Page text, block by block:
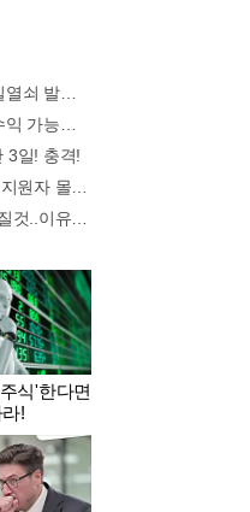
3일! 충격!
식'한다면
!